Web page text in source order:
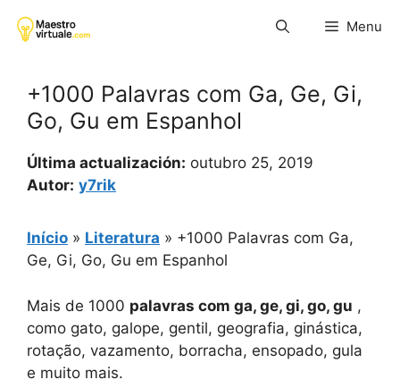
para
Menu
+1000 Palavras com Ga, Ge, Gi,
Go, Gu em Espanhol
Última actualización: outubro 25, 2019
Autor: y7rik
Início » Literatura » +1000 Palavras com Ga,
Ge, Gi, Go, Gu em Espanhol
Mais de 1000 palavras com ga, ge, gi, go, gu ,
como gato, galope, gentil, geografia, ginástica,
rotação, vazamento, borracha, ensopado, gula
e muito mais.